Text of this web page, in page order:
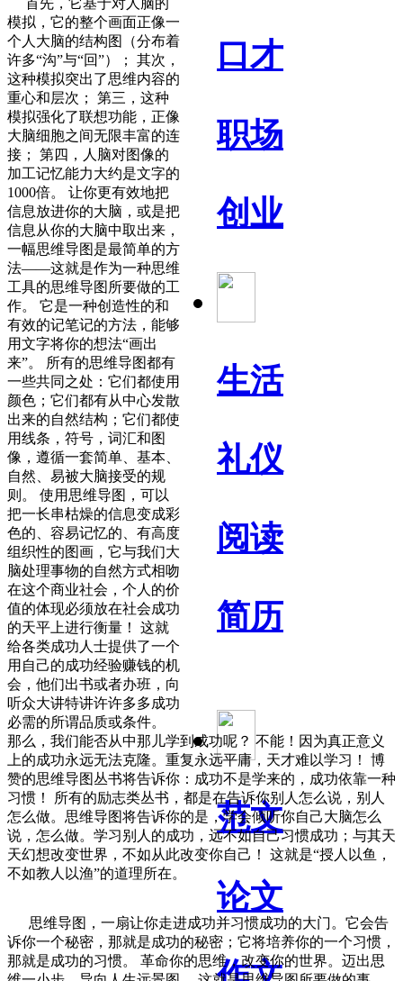
口才
职场
创业
生活
礼仪
阅读
简历
范文
论文
模拟，它的整个画面正像一
个人大脑的结构图（分布着
许多“沟”与“回”）； 其次，
这种模拟突出了思维内容的
重心和层次； 第三，这种
模拟强化了联想功能，正像
大脑细胞之间无限丰富的连
接； 第四，人脑对图像的
加工记忆能力大约是文字的
1000倍。 让你更有效地把
信息放进你的大脑，或是把
信息从你的大脑中取出来，
一幅思维导图是最简单的方
法——这就是作为一种思维
工具的思维导图所要做的工
作。 它是一种创造性的和
有效的记笔记的方法，能够
用文字将你的想法“画出
来”。 所有的思维导图都有
一些共同之处：它们都使用
颜色；它们都有从中心发散
出来的自然结构；它们都使
用线条，符号，词汇和图
像，遵循一套简单、基本、
自然、易被大脑接受的规
则。 使用思维导图，可以
把一长串枯燥的信息变成彩
色的、容易记忆的、有高度
组织性的图画，它与我们大
脑处理事物的自然方式相吻
在这个商业社会，个人的价
值的体现必须放在社会成功
的天平上进行衡量！ 这就
给各类成功人士提供了一个
用自己的成功经验赚钱的机
会，他们出书或者办班，向
听众大讲特讲许许多多成功
必需的所谓品质或条件。
那么，我们能否从中那儿学到成功呢？ 不能！因为真正意义
上的成功永远无法克隆。重复永远平庸，天才难以学习！ 博
赞的思维导图丛书将告诉你：成功不是学来的，成功依靠一种
习惯！ 所有的励志类丛书，都是在告诉你别人怎么说，别人
怎么做。思维导图将告诉你的是，学会倾听你自己大脑怎么
说，怎么做。学习别人的成功，远不如自己习惯成功；与其天
天幻想改变世界，不如从此改变你自己！ 这就是“授人以鱼，
不如教人以渔”的道理所在。
思维导图，一扇让你走进成功并习惯成功的大门。它会告
诉你一个秘密，那就是成功的秘密；它将培养你的一个习惯，
那就是成功的习惯。 革命你的思维，改变你的世界。迈出思